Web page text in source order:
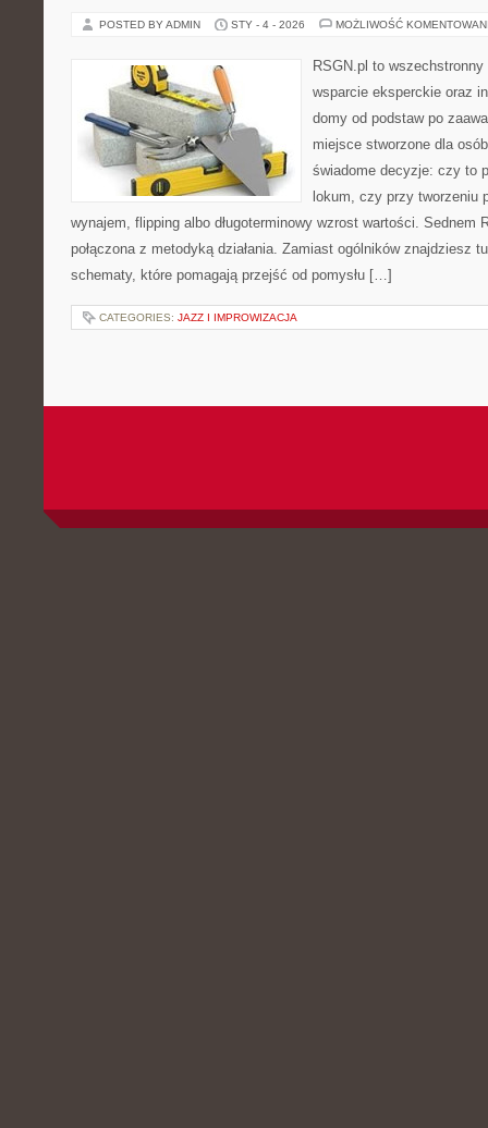
POSTED BY ADMIN STY - 4 - 2026 MOŻLIWOŚĆ
RSGN.pl to
wsparcie eksperckie oraz
domy od podstaw po
miejsce stworzone dla
świadome decyzje: czy to
lokum, czy przy tworzeniu
wynajem, flipping albo długoterminowy wzrost wartości. Sednem
połączona z metodyką działania. Zamiast ogólników znajdziesz
schematy, które pomagają przejść od pomysłu […]
CATEGORIES: JAZZ I IMPROWIZACJA